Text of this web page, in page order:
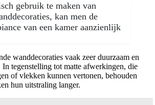
gebruik te maken van
kan men de
van een kamer aanzienlijk
wanddecoraties vaak zeer duurzaam en
In tegenstelling tot matte afwerkingen, die
of vlekken kunnen vertonen, behouden
hun uitstraling langer.